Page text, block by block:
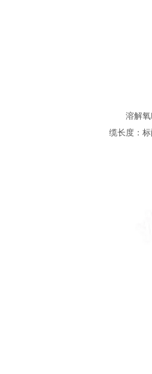
溶解氧
缆长度：